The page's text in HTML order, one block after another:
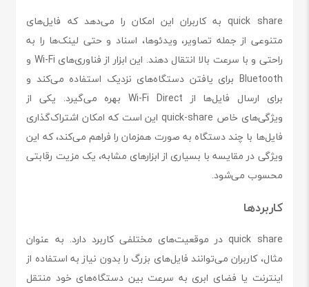
quick share به کاربران این امکان را می‌دهد که فایل‌های
متنوعی از جمله تصاویر، ویدئوها، اسناد و حتی لینک‌ها را به
راحتی و با سرعت بالا انتقال دهند. این ابزار از فناوری‌های Wi-Fi و
Bluetooth برای یافتن دستگاه‌های نزدیک استفاده می‌کند و
برای ارسال فایل‌ها از Wi-Fi Direct بهره می‌گیرد. یکی از
ویژگی‌های خاص quick-share این است که امکان اشتراک‌گذاری
فایل‌ها با چند دستگاه به صورت همزمان را فراهم می‌کند، که این
ویژگی در مقایسه با بسیاری از ابزارهای مشابه، یک مزیت رقابتی
محسوب می‌شود.
کاربردها
quick share در موقعیت‌های مختلفی کاربرد دارد. به عنوان
مثال، کاربران می‌توانند فایل‌های بزرگ را بدون نیاز به استفاده از
اینترنت یا فضای ابری به سرعت بین دستگاه‌های خود منتقل